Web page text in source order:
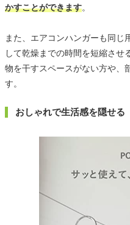
かすことができます。
また、エアコンハンガーも同じ
して乾燥までの時間を短縮させ
物を干すスペースがない方や、
す。
おしゃれで生活感を隠せる